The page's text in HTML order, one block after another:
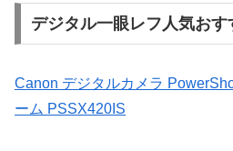
デジタル一眼レフ人気お
Canon デジタルカメラ
ーム PSSX420IS